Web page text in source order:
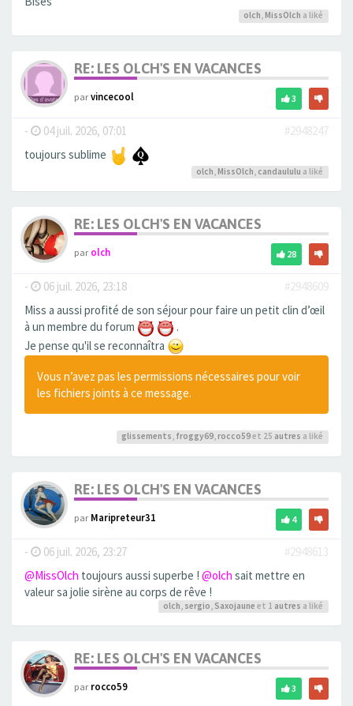
olch, MissOlch a liké
RE: LES OLCH'S EN VACANCES
parvincecool 3
- 04 juil. 2026, 07:01
#2948247
toujours sublime
olch, MissOlch, candaululu a liké
RE: LES OLCH'S EN VACANCES
parolch 28
- 06 juil. 2026, 23:18
#2948609
Miss a aussi profité de son séjour pour faire un petit clin d’œil
à un membre du forum
.
Je pense qu'il se reconnaîtra
Vous n’avez pas les permissions nécessaires pour voir
les fichiers joints à ce message.
glissements, froggy69, rocco59et 25 autres a liké
RE: LES OLCH'S EN VACANCES
parMaripreteur31 4
- 06 juil. 2026, 23:27
#2948613
@MissOlch toujours aussi superbe ! @olch sait mettre en
valeur sa jolie sirène au corps de rêve !
olch, sergio, Saxojaune et 1 autres a liké
RE: LES OLCH'S EN VACANCES
parrocco59 3